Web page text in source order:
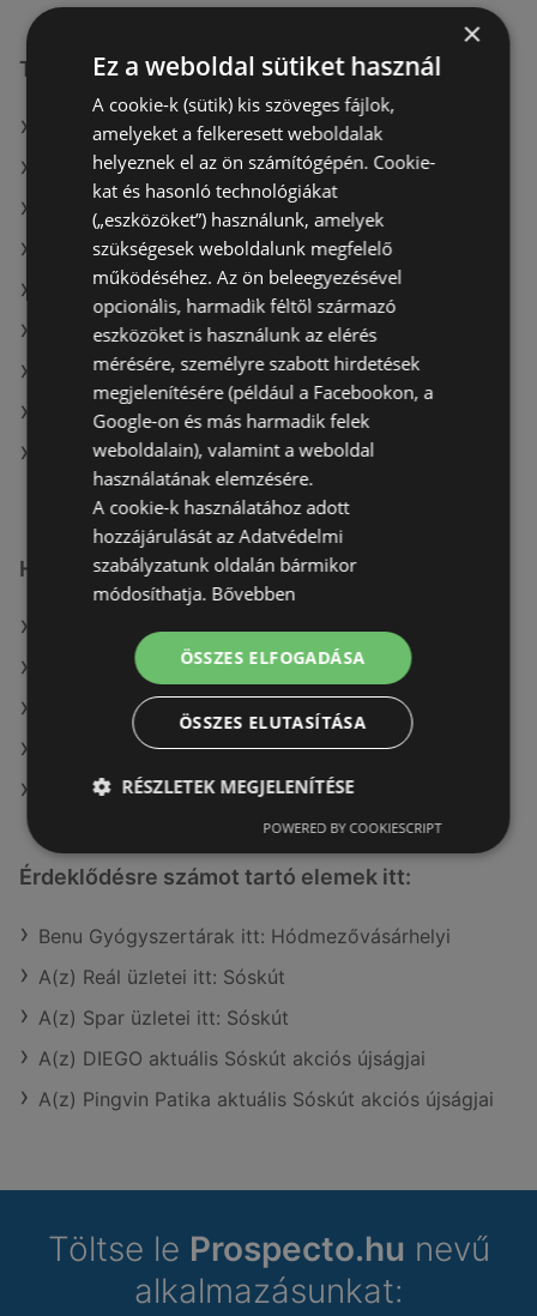
További linkek
A(z) Benu Gyógyszertárak ajánlatai
A(z) Douglas ajánlatai
A(z) Gyöngy Patikak ajánlatai
A(z) Douglas aktuális akciós újságjai
A(z) Kulcs patika aktuális akciós újságjai
A(z) Oriflame aktuális akciós újságjai
A(z) dm aktuális akciós újságjai
A(z) Magnetic aktuális akciós újságjai
A(z) Benu Gyógyszertárak üzletei itt: Sopron-
Fertődi
Hasonló kiskereskedők
A(z) Pingvin Patika ajánlatai
A(z) Douglas ajánlatai
A(z) Rossmann ajánlatai
A(z) dm ajánlatai
A(z) Kulcs patika ajánlatai
Érdeklődésre számot tartó elemek itt:
Benu Gyógyszertárak itt: Hódmezővásárhelyi
A(z) Reál üzletei itt: Sóskút
A(z) Spar üzletei itt: Sóskút
A(z) DIEGO aktuális Sóskút akciós újságjai
A(z) Pingvin Patika aktuális Sóskút akciós újságjai
Töltse le Prospecto.hu nevű
alkalmazásunkat:
×
Ez a weboldal sütiket használ
A cookie-k (sütik) kis szöveges fájlok,
amelyeket a felkeresett weboldalak
helyeznek el az ön számítógépén. Cookie-
kat és hasonló technológiákat
(„eszközöket”) használunk, amelyek
szükségesek weboldalunk megfelelő
működéséhez. Az ön beleegyezésével
opcionális, harmadik féltől származó
eszközöket is használunk az elérés
mérésére, személyre szabott hirdetések
megjelenítésére (például a Facebookon, a
Google-on és más harmadik felek
weboldalain), valamint a weboldal
használatának elemzésére.
A cookie-k használatához adott
hozzájárulását az Adatvédelmi
szabályzatunk oldalán bármikor
módosíthatja. Bővebben
ÖSSZES ELFOGADÁSA
ÖSSZES ELUTASÍTÁSA
RÉSZLETEK MEGJELENÍTÉSE
POWERED BY COOKIESCRIPT